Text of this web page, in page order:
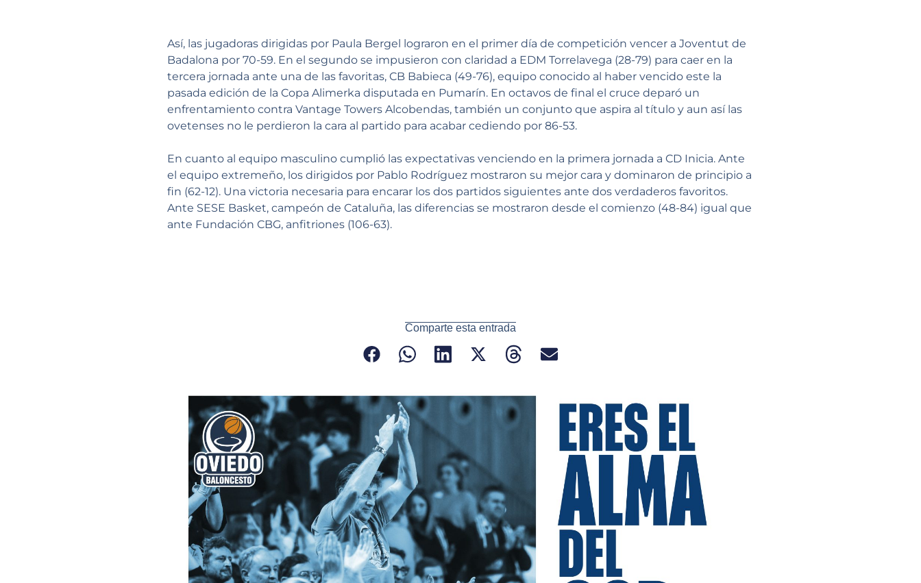
Así, las jugadoras dirigidas por Paula Bergel lograron en el primer día de competición vencer a Joventut de
Badalona por 70-59. En el segundo se impusieron con claridad a EDM Torrelavega (28-79) para caer en la
tercera jornada ante una de las favoritas, CB Babieca (49-76), equipo conocido al haber vencido este la
pasada edición de la Copa Alimerka disputada en Pumarín. En octavos de final el cruce deparó un
enfrentamiento contra Vantage Towers Alcobendas, también un conjunto que aspira al título y aun así las
ovetenses no le perdieron la cara al partido para acabar cediendo por 86-53.
En cuanto al equipo masculino cumplió las expectativas venciendo en la primera jornada a CD Inicia. Ante
el equipo extremeño, los dirigidos por Pablo Rodríguez mostraron su mejor cara y dominaron de principio a
fin (62-12). Una victoria necesaria para encarar los dos partidos siguientes ante dos verdaderos favoritos.
Ante SESE Basket, campeón de Cataluña, las diferencias se mostraron desde el comienzo (48-84) igual que
ante Fundación CBG, anfitriones (106-63).
Comparte esta entrada